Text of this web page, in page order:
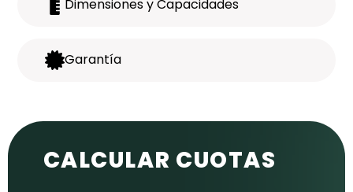
Dimensiones y Capacidades
Garantía
CALCULAR CUOTAS